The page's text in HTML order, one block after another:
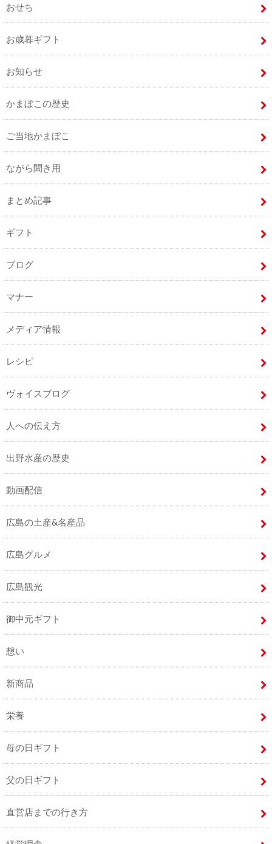
おせち
お歳暮ギフト
お知らせ
かまぼこの歴史
ご当地かまぼこ
ながら聞き用
まとめ記事
ギフト
ブログ
マナー
メディア情報
レシピ
ヴォイスブログ
人への伝え方
出野水産の歴史
動画配信
広島の土産&名産品
広島グルメ
広島観光
御中元ギフト
想い
新商品
栄養
母の日ギフト
父の日ギフト
直営店までの行き方